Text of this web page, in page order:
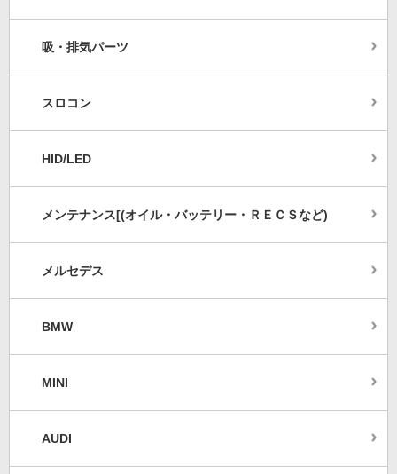
吸・排気パーツ
スロコン
HID/LED
メンテナンス[(オイル・バッテリー・ＲＥＣＳなど)
メルセデス
BMW
MINI
AUDI